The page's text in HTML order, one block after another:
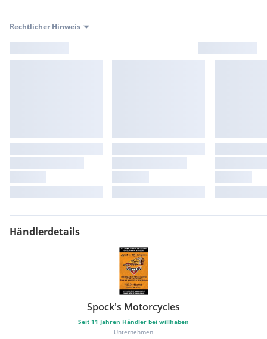
Rechtlicher Hinweis
Händlerdetails
Spock's Motorcycles
Seit 11 Jahren Händler bei willhaben
Unternehmen